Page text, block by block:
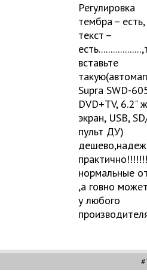
Регулировка
тембра –
текст –
вставьте
такую(
Supra SWD-
DVD+TV, 6.2"
экран, USB,
пульт ДУ)
практично!!!!!!!
нормальные
,а говно
у любого
#